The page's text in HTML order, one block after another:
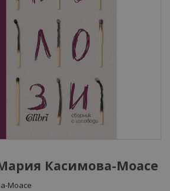
Касимова-Моасе
Моасе